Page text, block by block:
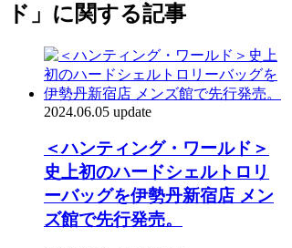
ド」に関する記事
2024.06.05 update
＜ハンティング・ワールド＞
史上初のハードシェルトロリ
ーバッグを伊勢丹新宿店 メン
ズ館で先行発売。